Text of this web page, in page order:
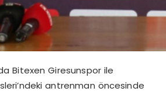
Bitexen Giresunspor ile
antrenman öncesinde